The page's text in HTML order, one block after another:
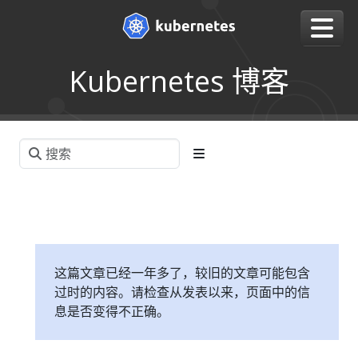
Kubernetes 博客
这篇文章已经一年多了，较旧的文章可能包含
过时的内容。请检查从发表以来，页面中的信
息是否变得不正确。